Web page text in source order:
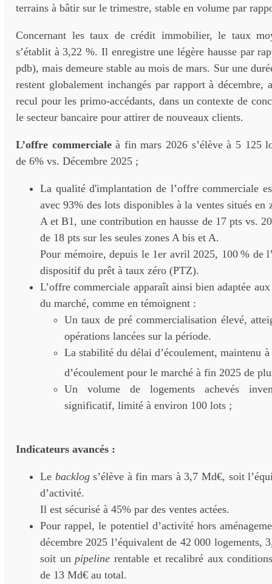
terrains à bâtir sur le trimestre, stable en volume par
Concernant les taux de crédit immobilier, le taux
s’établit à 3,22 %. Il enregistre une légère hausse par
pdb), mais demeure stable au mois de mars. Sur une
restent globalement inchangés par rapport à décembre,
recul pour les primo-accédants, dans un contexte de
le secteur bancaire pour attirer de nouveaux clients.
L’offre commercialeà fin mars 2026 s’élève à 5 125
de 6% vs. Décembre 2025 ;
La qualité d'implantation de l’offre commerciale
avec 93% des lots disponibles à la ventes situés en
A et B1, une contribution en hausse de 17 pts vs.
de 18 pts sur les seules zones A bis et A.
Pour mémoire, depuis le 1er avril 2025, 100 % de
dispositif du prêt à taux zéro (PTZ).
L’offre commerciale apparaît ainsi bien adaptée
du marché, comme en témoignent :
Un taux de pré commercialisation élevé,
opérations lancées sur la période.
La stabilité du délai d’écoulement, maintenu
d’écoulement pour le marché à fin 2025 de
Un volume de logements achevés
significatif, limité à environ 100 lots ;
Indicateurs avancés :
Le backlogs’élève à fin mars à 3,7 Md€, soit
d’activité.
Il est sécurisé à 45% par des ventes actées.
Pour rappel, le potentiel d’activité hors
décembre 2025 l’équivalent de 42 000 logements,
soit un pipeline rentable et recalibré aux
de 13 Md€ au total.